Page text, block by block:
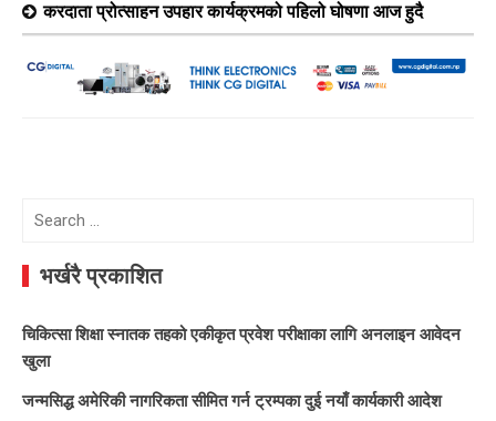
करदाता प्रोत्साहन उपहार कार्यक्रमको पहिलो घोषणा आज हुदै
Search
भर्खरै प्रकाशित
चिकित्सा शिक्षा स्नातक तहको एकीकृत प्रवेश परीक्षाका लागि अनलाइन आवेदन
खुला
जन्मसिद्ध अमेरिकी नागरिकता सीमित गर्न ट्रम्पका दुई नयाँ कार्यकारी आदेश